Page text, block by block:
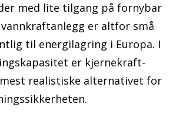
med lite tilgang på fornybar
er altfor små
til energilagring i Europa. I
er kjernekraft-
realistiske alternativet for